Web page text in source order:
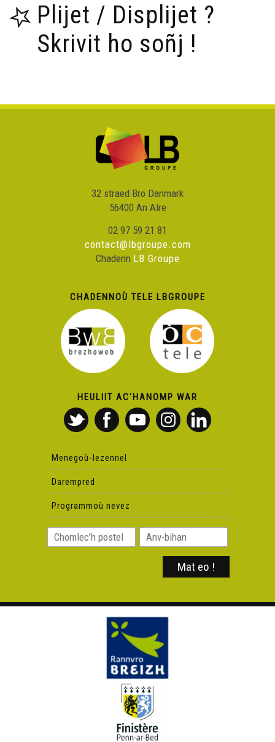
Plijet / Displijet ?
Skrivit ho soñj !
32 straed Bro Danmark
56400 An Alre
02 97 59 21 81
contact@lbgroupe.com
Chadenn LB Groupe
CHADENNOÙ TELE LBGROUPE
HEULIIT AC'HANOMP WAR
Menegoù-lezennel
Darempred
Programmoù nevez